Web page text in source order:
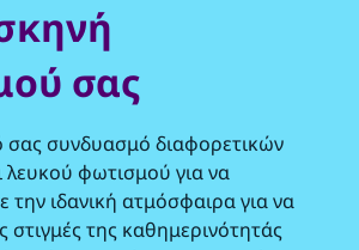
σας
σας συνδυασμό διαφορετικών
φωτισμού για να
την ιδανική ατμόσφαιρα για να
στιγμές της καθημερινότητάς